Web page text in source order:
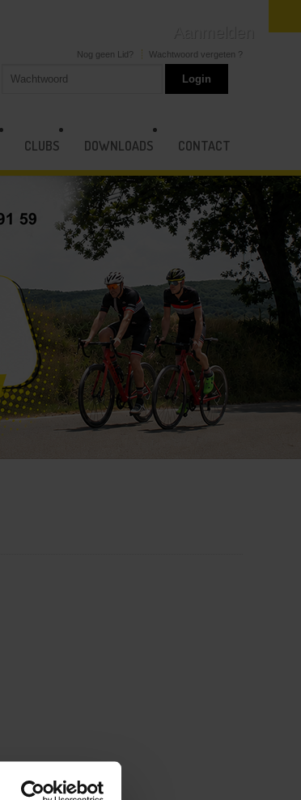
Nog geen Lid? Wachtwoord vergeten ?
CLUBS DOWNLOADS CONTACT